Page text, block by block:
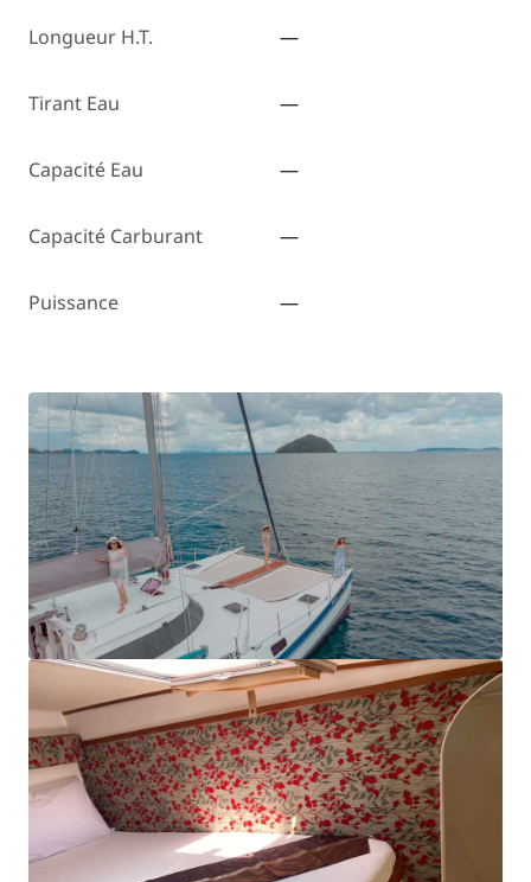
Longueur H.T. —
Tirant Eau —
Capacité Eau —
Capacité Carburant —
Puissance —